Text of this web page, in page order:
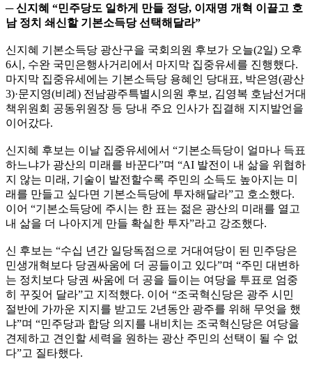
─ 신지혜 “민주당도 일하게 만들 정당, 이재명 개혁 이끌고 호
남 정치 쇄신할 기본소득당 선택해달라”
신지혜 기본소득당 광산구을 국회의원 후보가 오늘(2일) 오후
6시, 수완 국민은행사거리에서 마지막 집중유세를 진행했다.
마지막 집중유세에는 기본소득당 용혜인 당대표, 박은영(광산
3)·문지영(비례) 전남광주특별시의원 후보, 김영복 호남선거대
책위원회 공동위원장 등 당내 주요 인사가 집결해 지지발언을
이어갔다.
신지혜 후보는 이날 집중유세에서 “기본소득당이 얼마나 득표
하느냐가 광산의 미래를 바꾼다”며 “AI 발전이 내 삶을 위협하
지 않는 미래, 기술이 발전할수록 주민의 소득도 높아지는 미
래를 만들고 싶다면 기본소득당에 투자해달라”고 호소했다.
이어 “기본소득당에 주시는 한 표는 젊은 광산의 미래를 열고
내 삶을 더 나아지게 만들 확실한 투자”라고 강조했다.
신 후보는 “수십 년간 일당독점으로 거대여당이 된 민주당은
민생개혁보다 당권싸움에 더 공들이고 있다”며 “주민 대변하
는 정치보다 당권 싸움에 더 공을 들이는 여당을 투표로 엄중
히 꾸짖어 달라”고 지적했다. 이어 “조국혁신당은 광주 시민
절반에 가까운 지지를 받고도 2년동안 광주를 위해 무엇을 했
냐”며 “민주당과 합당 의지를 내비치는 조국혁신당은 여당을
견제하고 견인할 세력을 원하는 광산 주민의 선택이 될 수 없
다”고 질타했다.